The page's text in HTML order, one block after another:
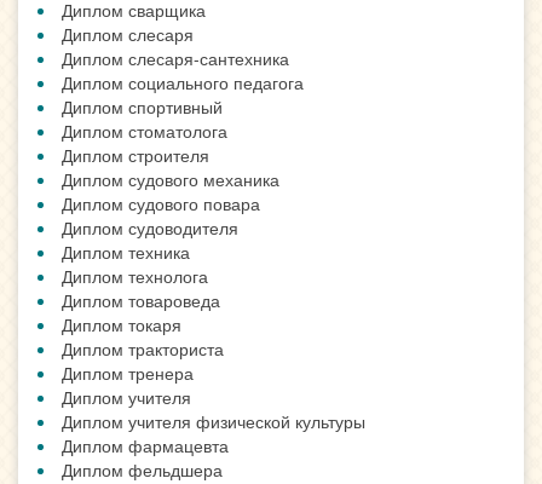
Диплом сварщика
Диплом слесаря
Диплом слесаря-сантехника
Диплом социального педагога
Диплом спортивный
Диплом стоматолога
Диплом строителя
Диплом судового механика
Диплом судового повара
Диплом судоводителя
Диплом техника
Диплом технолога
Диплом товароведа
Диплом токаря
Диплом тракториста
Диплом тренера
Диплом учителя
Диплом учителя физической культуры
Диплом фармацевта
Диплом фельдшера